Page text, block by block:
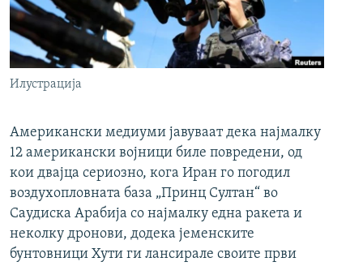
Илустрација
Американски медиуми јавуваат дека најмалку
12 американски војници биле повредени, од
кои двајца сериозно, кога Иран го погодил
воздухопловната база „Принц Султан“ во
Саудиска Арабија со најмалку една ракета и
неколку дронови, додека јеменските
бунтовници Хути ги лансирале своите први